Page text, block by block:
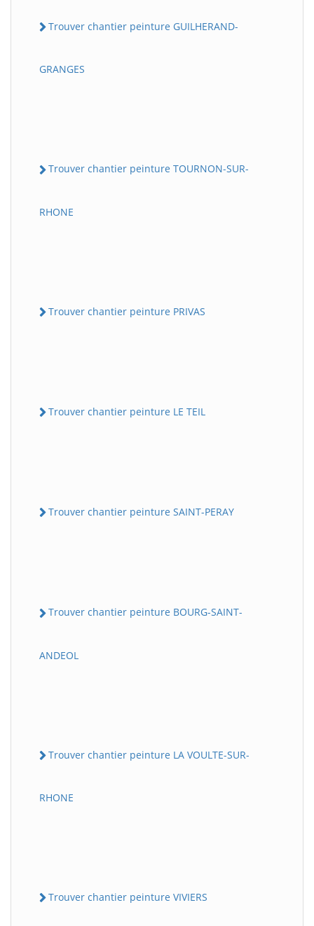
Trouver chantier peinture GUILHERAND-
GRANGES
Trouver chantier peinture TOURNON-SUR-
RHONE
Trouver chantier peinture PRIVAS
Trouver chantier peinture LE TEIL
Trouver chantier peinture SAINT-PERAY
Trouver chantier peinture BOURG-SAINT-
ANDEOL
Trouver chantier peinture LA VOULTE-SUR-
RHONE
Trouver chantier peinture VIVIERS